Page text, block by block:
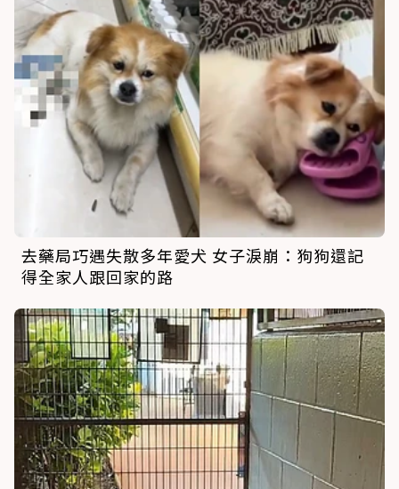
去藥局巧遇失散多年愛犬 女子淚崩：狗狗還記
得全家人跟回家的路